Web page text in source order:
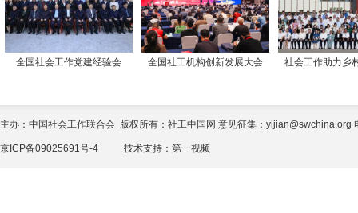
全国社会工作党建经验会 全国社工机构创新发展大会 社会工作助力乡
主办：中国社会工作联合会 版权所有：社工中国网 意见征集：yijian@swchina.org
京ICP备09025691号-4 技术支持： 第一视频